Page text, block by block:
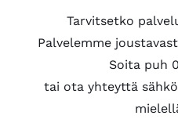
Tarvitsetko
Palvelemme
Soita puh
tai ota yhteyttä